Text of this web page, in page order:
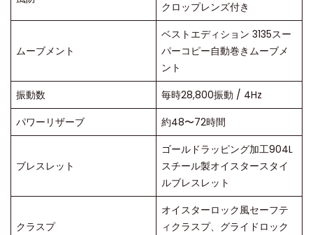
クロップレンズ付き
ムーブメント
ベストエディション 3135スー
パーコピー自動巻きムーブメ
ント
振動数
毎時28,800振動 / 4Hz
パワーリザーブ
約48〜72時間
ブレスレット
ゴールドラッピング加工904L
スチール製オイスタースタイ
ルブレスレット
クラスプ
オイスターロック風セーフテ
ィクラスプ、グライドロック